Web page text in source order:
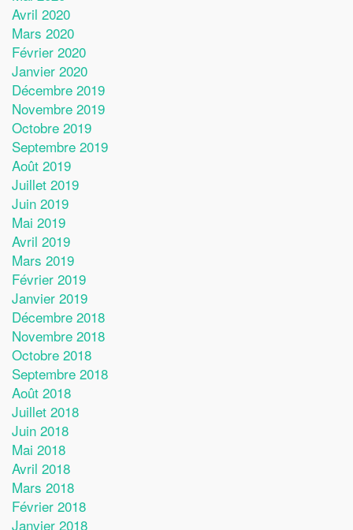
Avril 2020
Mars 2020
Février 2020
Janvier 2020
Décembre 2019
Novembre 2019
Octobre 2019
Septembre 2019
Août 2019
Juillet 2019
Juin 2019
Mai 2019
Avril 2019
Mars 2019
Février 2019
Janvier 2019
Décembre 2018
Novembre 2018
Octobre 2018
Septembre 2018
Août 2018
Juillet 2018
Juin 2018
Mai 2018
Avril 2018
Mars 2018
Février 2018
Janvier 2018